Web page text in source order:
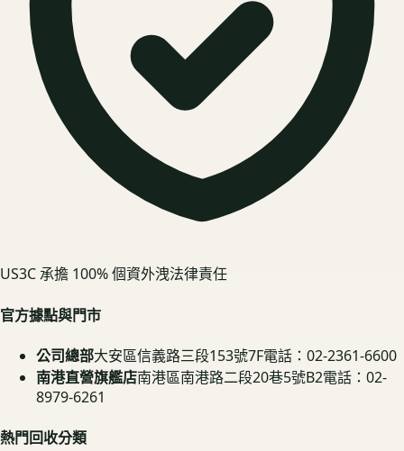
US3C 承擔 100% 個資外洩法律責任
官方據點與門市
公司總部大安區信義路三段153號7F電話：02-2361-6600
南港直營旗艦店南港區南港路二段20巷5號B2電話：02-
8979-6261
熱門回收分類